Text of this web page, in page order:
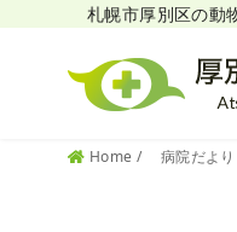
札幌市厚別区の動
Home 病院だよ